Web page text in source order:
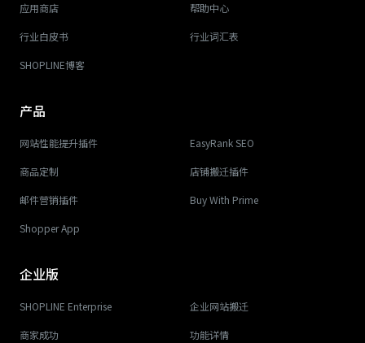
应用商店 帮助中心
行业白皮书 行业词汇表
SHOPLINE博客
产品
网站性能提升插件 EasyRank SEO
商品定制 店铺搬迁插件
邮件营销插件 Buy With Prime
Shopper App
企业版
SHOPLINE Enterprise 企业网站搬迁
商家成功 功能详情